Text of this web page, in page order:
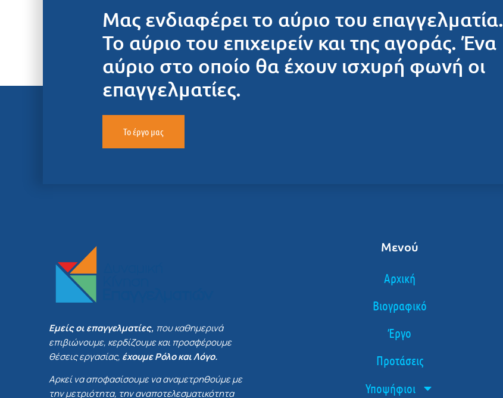
Μας ενδιαφέρει το αύριο του επαγγελματία.
Το αύριο του επιχειρείν και της αγοράς. Ένα
αύριο στο οποίο θα έχουν ισχυρή φωνή οι
επαγγελματίες.
Το έργο μας
Εμείς οι επαγγελματίες, που καθημερινά
επιβιώνουμε, κερδίζουμε και προσφέρουμε
θέσεις εργασίας, έχουμε Ρόλο και Λόγο.
Αρκεί να αποφασίσουμε να αναμετρηθούμε με
την μετριότητα, την αναποτελεσματικότητα
Μενού
Αρχική
Βιογραφικό
Έργο
Προτάσεις
Υποψήφιοι